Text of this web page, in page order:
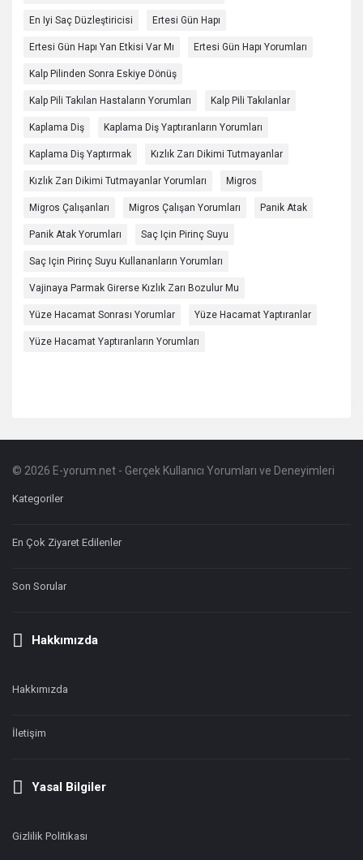
En Iyi Saç Düzleştiricisi Ertesi Gün Hapı
Ertesi Gün Hapı Yan Etkisi Var Mı Ertesi Gün Hapı Yorumları
Kalp Pilinden Sonra Eskiye Dönüş
Kalp Pili Takılan Hastaların Yorumları Kalp Pili Takılanlar
Kaplama Diş Kaplama Diş Yaptıranların Yorumları
Kaplama Diş Yaptırmak Kızlık Zarı Dikimi Tutmayanlar
Kızlık Zarı Dikimi Tutmayanlar Yorumları Migros
Migros Çalışanları Migros Çalışan Yorumları Panik Atak
Panik Atak Yorumları Saç Için Pirinç Suyu
Saç Için Pirinç Suyu Kullananların Yorumları
Vajinaya Parmak Girerse Kızlık Zarı Bozulur Mu
Yüze Hacamat Sonrası Yorumlar Yüze Hacamat Yaptıranlar
Yüze Hacamat Yaptıranların Yorumları
Footer
Hakkında
© 2026 E-yorum.net - Gerçek Kullanıcı Yorumları ve Deneyimleri
Kategoriler
En Çok Ziyaret Edilenler
Son Sorular
Hakkımızda
Hakkımızda
İletişim
Yasal Bilgiler
Gizlilik Politikası